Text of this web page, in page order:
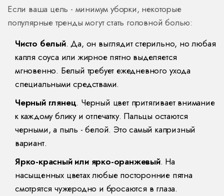
Если ваша цель - минимум уборки, некоторые
популярные тренды могут стать головной болью:
Чисто белый. Да, он выглядит стерильно, но любая
капля соуса или жирное пятно выделяется
мгновенно. Белый требует ежедневного ухода
специальными средствами.
Черный глянец. Черный цвет притягивает внимание
к каждому блику и отпечатку. Пальцы остаются
черными, а пыль - белой. Это самый капризный
вариант.
Ярко-красный или ярко-оранжевый. На
насыщенных цветах любые посторонние пятна
смотрятся чужеродно и бросаются в глаза.